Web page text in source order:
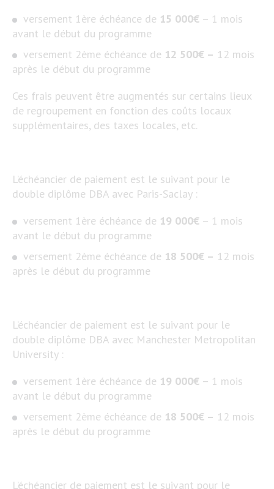
versement 1ère échéance de 15 000€– 1 mois
avant le début du programme
versement 2ème échéance de 12 500€ – 12 mois
après le début du programme
Ces frais peuvent être augmentés sur certains lieux
de regroupement en fonction des coûts locaux
supplémentaires, des taxes locales, etc.
L’échéancier de paiement est le suivant pour le
double diplôme DBA avec Paris-Saclay :
versement 1ère échéance de 19 000€– 1 mois
avant le début du programme
versement 2ème échéance de 18 500€ – 12 mois
après le début du programme
L’échéancier de paiement est le suivant pour le
double diplôme DBA avec Manchester Metropolitan
University :
versement 1ère échéance de 19 000€– 1 mois
avant le début du programme
versement 2ème échéance de 18 500€ – 12 mois
après le début du programme
L’échéancier de paiement est le suivant pour le